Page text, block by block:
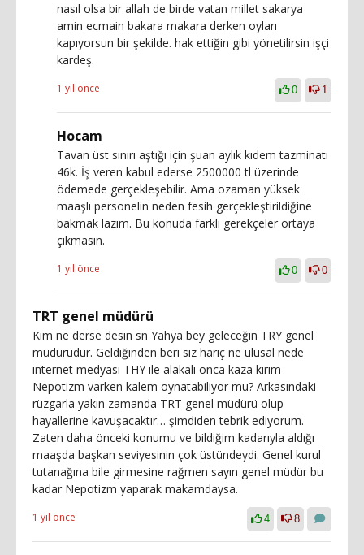
nasıl olsa bir allah de birde vatan millet sakarya
amin ecmain bakara makara derken oyları
kapıyorsun bir şekilde. hak ettiğin gibi yönetilirsin işçi
kardeş.
1 yıl önce 0 1
Hocam
Tavan üst sınırı aştığı için şuan aylık kıdem tazminatı
46k. İş veren kabul ederse 2500000 tl üzerinde
ödemede gerçekleşebilir. Ama ozaman yüksek
maaşlı personelin neden fesih gerçekleştirildiğine
bakmak lazım. Bu konuda farklı gerekçeler ortaya
çıkmasın.
1 yıl önce 0 0
TRT genel müdürü
Kim ne derse desin sn Yahya bey geleceğin TRY genel
müdürüdür. Geldiğinden beri siz hariç ne ulusal nede
internet medyası THY ile alakalı onca kaza kırım
Nepotizm varken kalem oynatabiliyor mu? Arkasındaki
rüzgarla yakın zamanda TRT genel müdürü olup
hayallerine kavuşacaktır… şimdiden tebrik ediyorum.
Zaten daha önceki konumu ve bildiğim kadarıyla aldığı
maaşda başkan seviyesinin çok üstündeydi. Genel kurul
tutanağına bile girmesine rağmen sayın genel müdür bu
kadar Nepotizm yaparak makamdaysa.
1 yıl önce 4 8